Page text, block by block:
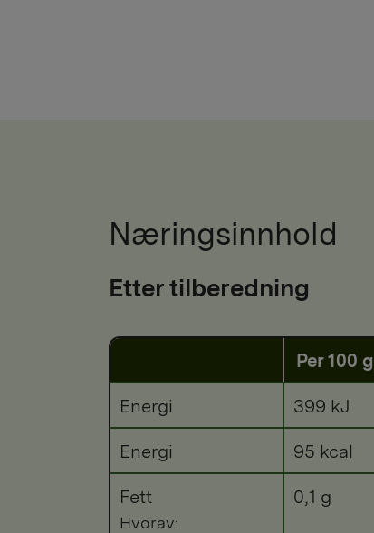
Næringsinnhold
Etter tilberedning
Per 100 g
Energi 399 kJ
Energi 95 kcal
Fett
Hvorav:
0,1 g